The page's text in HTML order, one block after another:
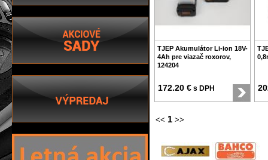
TJEP Akumulátor Li-ion 18V-
4Ah pre viazač roxorov,
124204
172.20 € s DPH
<< 1 >>